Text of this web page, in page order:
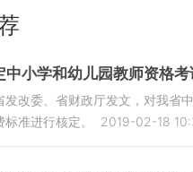
中小学和幼儿园教师资格
发改委、省财政厅发文，对我省
准进行核定。
2019-02-18